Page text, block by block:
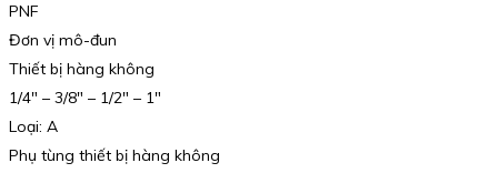
PNF
Đơn vị mô-đun
Thiết bị hàng không
1/4″ – 3/8″ – 1/2″ – 1″
Loại: A
Phụ tùng thiết bị hàng không